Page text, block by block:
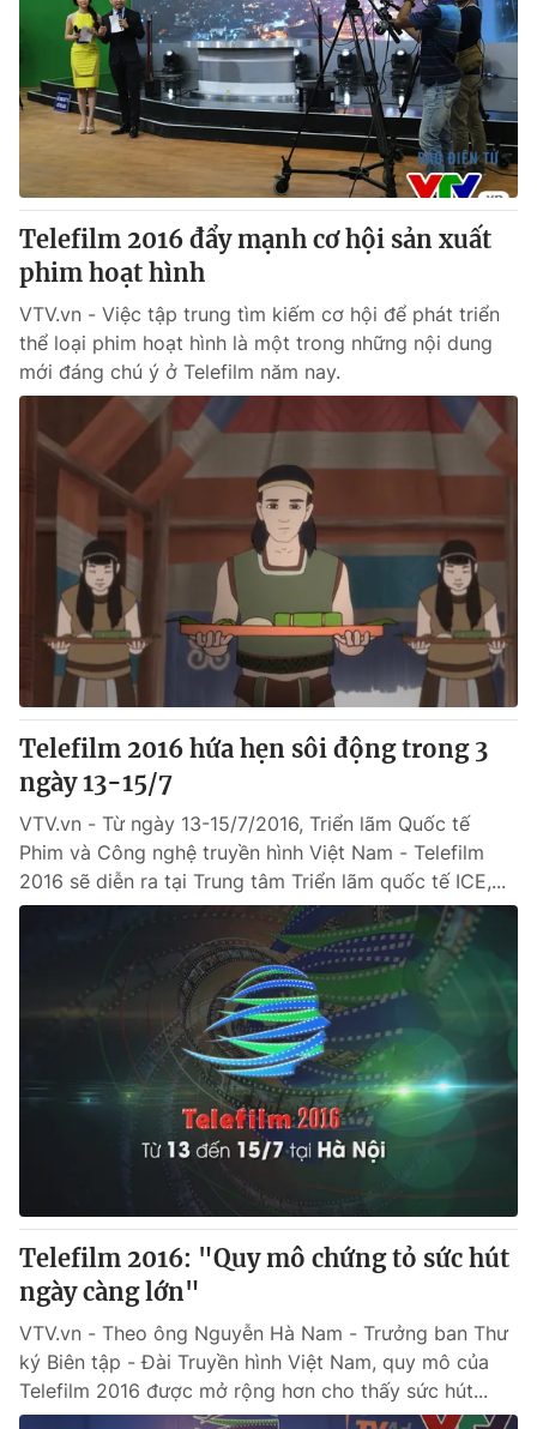
Telefilm 2016 đẩy mạnh cơ hội sản xuất
phim hoạt hình
VTV.vn - Việc tập trung tìm kiếm cơ hội để phát triển
thể loại phim hoạt hình là một trong những nội dung
mới đáng chú ý ở Telefilm năm nay.
Telefilm 2016 hứa hẹn sôi động trong 3
ngày 13-15/7
VTV.vn - Từ ngày 13-15/7/2016, Triển lãm Quốc tế
Phim và Công nghệ truyền hình Việt Nam - Telefilm
2016 sẽ diễn ra tại Trung tâm Triển lãm quốc tế ICE,...
Telefilm 2016: "Quy mô chứng tỏ sức hút
ngày càng lớn"
VTV.vn - Theo ông Nguyễn Hà Nam - Trưởng ban Thư
ký Biên tập - Đài Truyền hình Việt Nam, quy mô của
Telefilm 2016 được mở rộng hơn cho thấy sức hút...